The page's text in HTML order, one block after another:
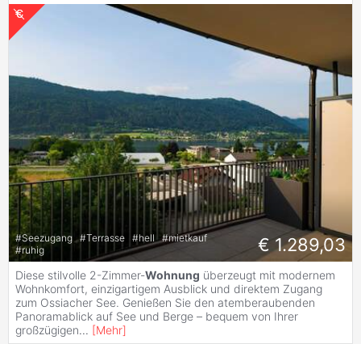
#Seezugang #Terrasse #hell #mietkauf
#ruhig € 1.289,03
Diese stilvolle 2-Zimmer-Wohnung überzeugt mit modernem
Wohnkomfort, einzigartigem Ausblick und direktem Zugang
zum Ossiacher See. Genießen Sie den atemberaubenden
Panoramablick auf See und Berge – bequem von Ihrer
großzügigen... [Mehr]